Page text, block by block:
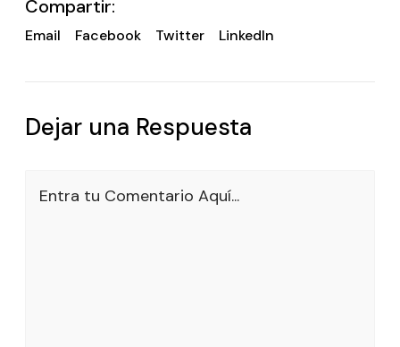
Compartir:
Email Facebook Twitter LinkedIn
Dejar una Respuesta
Entra tu Comentario Aquí...